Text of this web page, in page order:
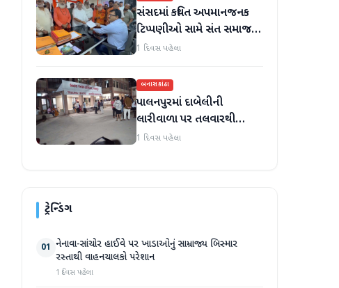
સંસદમાં કથિત અપમાનજનક
ટિપ્પણીઓ સામે સંત સમાજમાં
રોષ: પાલનપુરમાં VHP સાથે
આવેદનપત્ર આપ્યું
1 દિવસ પહેલા
બનાસકાંઠા
પાલનપુરમાં દાબેલીની
લારીવાળા પર તલવારથી
હુમલો: બે ઈજાગ્રસ્ત, આરોપી
1 દિવસ પહેલા
ટ્રેન્ડિંગ
01 નેનાવા-સાંચોર હાઈવે પર ખાડાઓનું સામ્રાજ્ય બિસ્માર
રસ્તાથી વાહનચાલકો પરેશાન
1 દિવસ પહેલા